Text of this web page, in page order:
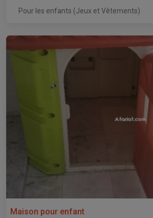
Pour les enfants (Jeux et Vêtements)
Maison pour enfant